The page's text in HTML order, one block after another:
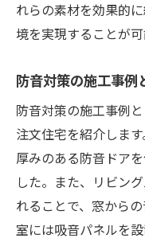
れらの素材を効果的
境を実現することが可
防音対策の施工事例
防音対策の施工事例
注文住宅を紹介しま
厚みのある防音ドア
した。また、リビン
れることで、窓から
室には吸音パネルを